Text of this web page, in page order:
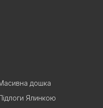
дошка
Ялинкою